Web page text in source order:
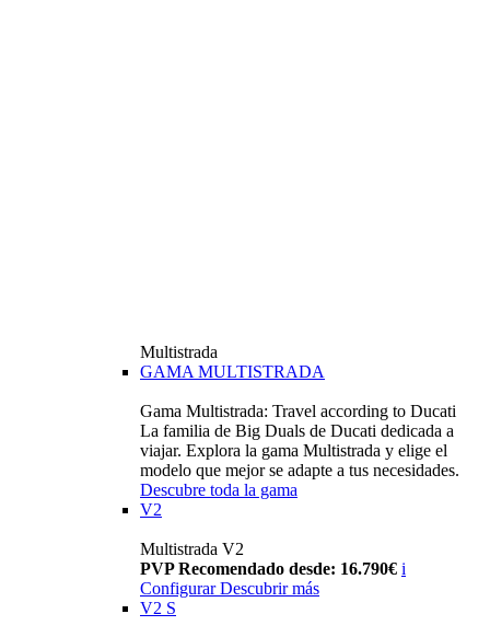
Multistrada
GAMA MULTISTRADA
Gama Multistrada: Travel according to Ducati
La familia de Big Duals de Ducati dedicada a
viajar. Explora la gama Multistrada y elige el
modelo que mejor se adapte a tus necesidades.
Descubre toda la gama
V2
Multistrada V2
PVP Recomendado desde: 16.790€ i
Configurar Descubrir más
V2 S